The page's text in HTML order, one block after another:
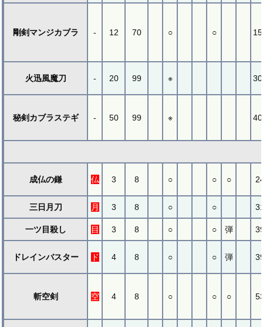
剛剣マンジカブラ - 12 70 ○ ○
火迅風魔刀 - 20 99 ※
秘剣カブラステギ - 50 99 ※
成仏の鎌 仏 3 8 ○ ○ ○
三日月刀 月 3 8 ○ ○
一ツ目殺し 目 3 8 ○ ○ 弾
ドレインバスター ド 4 8 ○ ○ 弾
斬空剣 空 4 8 ○ ○ ○